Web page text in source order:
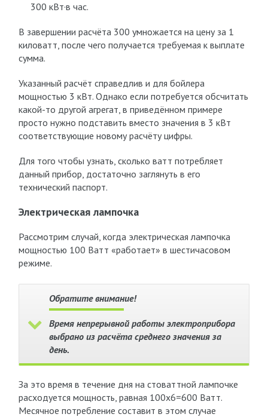
300 кВт·в час.
В завершении расчёта 300 умножается на цену за 1
киловатт, после чего получается требуемая к выплате
сумма.
Указанный расчёт справедлив и для бойлера
мощностью 3 кВт. Однако если потребуется обсчитать
какой-то другой агрегат, в приведённом примере
просто нужно подставить вместо значения в 3 кВт
соответствующие новому расчёту цифры.
Для того чтобы узнать, сколько ватт потребляет
данный прибор, достаточно заглянуть в его
технический паспорт.
Электрическая лампочка
Рассмотрим случай, когда электрическая лампочка
мощностью 100 Ватт «работает» в шестичасовом
режиме.
Обратите внимание!
Время непрерывной работы электроприбора
выбрано из расчёта среднего значения за
день.
За это время в течение дня на стоваттной лампочке
расходуется мощность, равная 100х6=600 Ватт.
Месячное потребление составит в этом случае